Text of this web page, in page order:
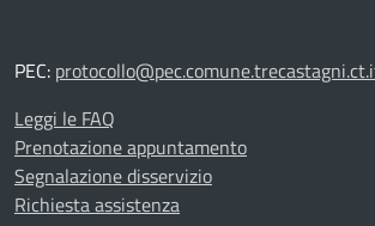
PEC:
Leggi le FAQ
Prenotazione appuntamento
Segnalazione disservizio
Richiesta assistenza